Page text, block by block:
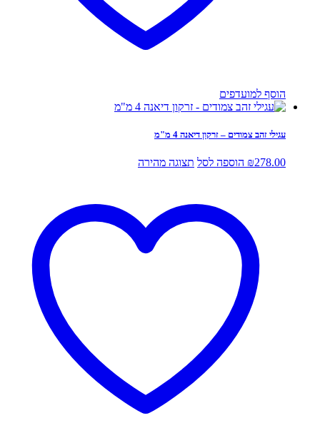
הוסף למועדפים
עגילי זהב צמודים – זרקון דיאנה 4 מ"מ
₪278.00 הוספה לסל תצוגה מהירה